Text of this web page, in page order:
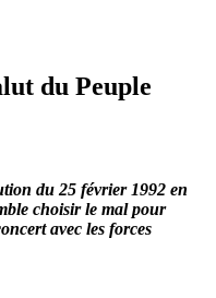
du Peuple
du 25 février 1992 en
choisir le mal pour
avec les forces